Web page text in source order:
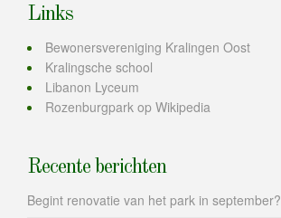
Links
Bewonersvereniging Kralingen Oost
Kralingsche school
Libanon Lyceum
Rozenburgpark op Wikipedia
Recente berichten
Begint renovatie van het park in september?